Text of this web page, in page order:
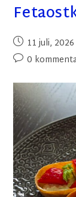
11 juli, 2026
0